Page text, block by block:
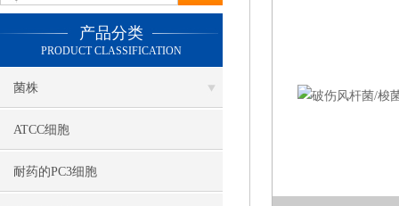
产品分类
PRODUCT CLASSIFICATION
菌株
ATCC细胞
耐药的PC3细胞